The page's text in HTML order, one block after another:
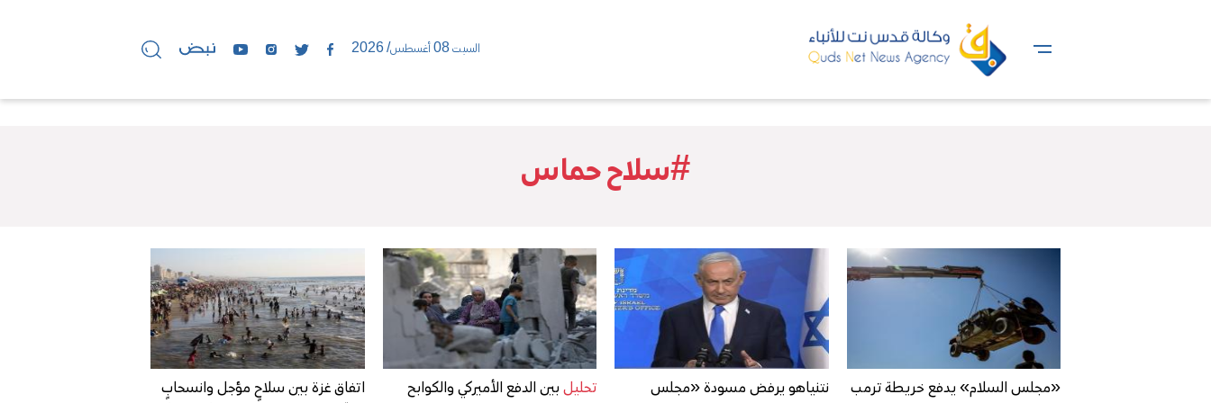
السبت 08 أغسطس/ 2026
#سلاح حماس
«مجلس السلام» يدفع خريطة ترمب
نتنياهو يرفض مسودة «مجلس
تحليل بين الدفع الأميركي والكوابح
اتفاق غزة بين سلاحٍ مؤجل وانسحابٍ